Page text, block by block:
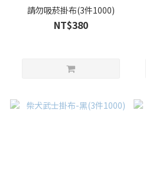
請勿吸菸掛布(3件1000)
NT$380